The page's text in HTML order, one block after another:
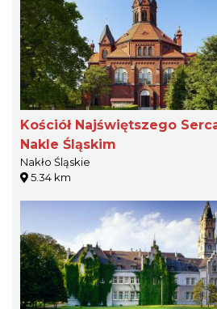
Kościół Najświętszego
Nakle Śląskim
Nakło Śląskie
5.34 km